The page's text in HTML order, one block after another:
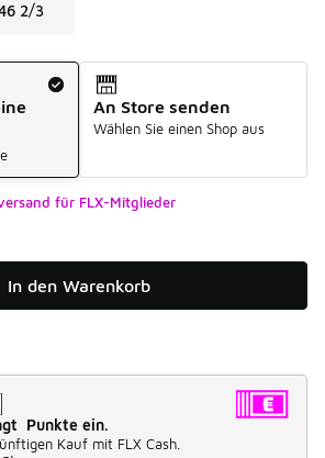
2/3
An Store senden
Wählen Sie einen Shop aus
für FLX-Mitglieder
In den Warenkorb
Punkte ein.
Kauf mit FLX Cash.